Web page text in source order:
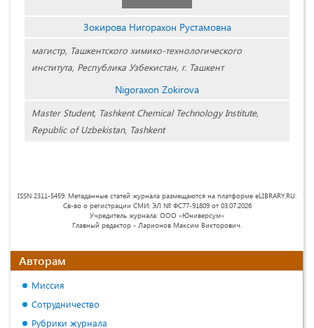
Зокирова Нигорахон Рустамовна
магистр, Ташкентского химико-технологического
института, Республика Узбекистан, г. Ташкент
Nigoraxon Zokirova
Master Student, Tashkent Chemical Technology Institute,
Republic of Uzbekistan, Tashkent
ISSN 2311-5459. Метаданные статей журнала размещаются на платформе eLIBRARY.RU.
Св-во о регистрации СМИ: ЭЛ № ФС77-91809 от 03.07.2026
Учредитель журнала: ООО «Юниверсум»
Главный редактор - Ларионов Максим Викторович.
Авторам
Миссия
Сотрудничество
Рубрики журнала